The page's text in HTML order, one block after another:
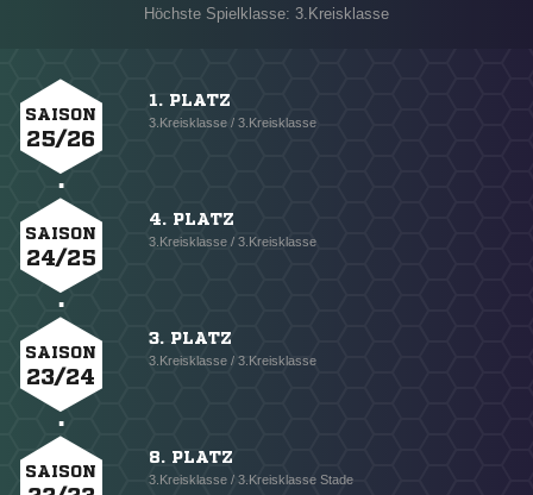
Höchste Spielklasse: 3.Kreisklasse
SAISON
25/26
1. PLATZ
3.Kreisklasse / 3.Kreisklasse
SAISON
24/25
4. PLATZ
3.Kreisklasse / 3.Kreisklasse
SAISON
23/24
3. PLATZ
3.Kreisklasse / 3.Kreisklasse
SAISON
8. PLATZ
3.Kreisklasse / 3.Kreisklasse Stade